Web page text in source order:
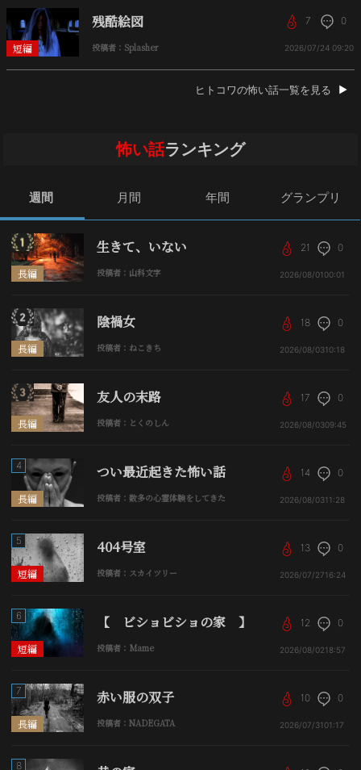
短編
残酷絵図
投稿者：Splasher
7 0
2026/07/24 09:20
ヒトコワの怖い話一覧を見る
怖い話ランキング
週間 月間 年間 グランプリ
長編
生きて、いない
投稿者：山科文字
21 0
2026/08/01 00:01
長編
陰禍女
投稿者：ねこきち
18 0
2026/08/0310:18
長編
友人の末路
投稿者：とくのしん
17 0
2026/08/0309:45
長編
4 つい最近起きた怖い話
投稿者：数多の心霊体験をしてきた
14 0
2026/08/0311:28
短編
5 404号室
投稿者：スカイツリー
13 0
2026/07/2716:24
短編
6 【 ビショビショの家 】
投稿者：Mame
12 0
2026/08/0218:57
長編
7 赤い服の双子
投稿者：NADEGATA
10 0
2026/07/31 01:17
8